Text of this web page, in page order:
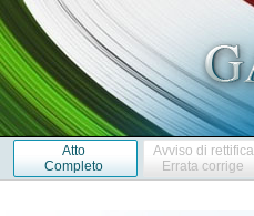
Atto
Completo
Avviso di rettifica
Errata corrige